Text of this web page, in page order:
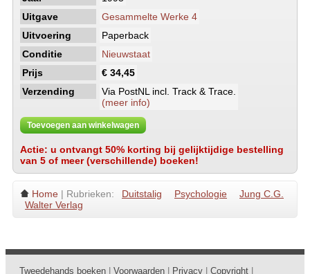
Uitgave
Gesammelte Werke 4
Uitvoering
Paperback
Conditie
Nieuwstaat
Prijs
€ 34,45
Verzending
Via PostNL incl. Track & Trace.
(meer info)
Toevoegen aan winkelwagen
Actie: u ontvangt 50% korting bij gelijktijdige bestelling
van 5 of meer (verschillende) boeken!
Home | Rubrieken: Duitstalig Psychologie
Jung C.G.
Walter Verlag
Tweedehands boeken Voorwaarden Privacy Copyright